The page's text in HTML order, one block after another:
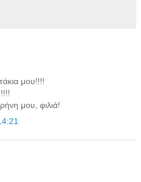
μου!!!!
μου, φιλιά!